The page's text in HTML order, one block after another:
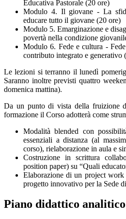
Educativa Pastorale (20 ore)
Modulo 4. Il giovane - La
educare tutto il giovane (20 ore)
Modulo 5. Emarginazione e
povertà nella condizione
Modulo 6. Fede e cultura -
contributo integrato e generativo
Le lezioni si terranno il lunedì
Saranno inoltre previsti quattro
domenica mattina).
Da un punto di vista della fruizione
formazione il Corso adotterà come
Modalità blended con
essenziali a distanza (al
corso), rielaborazione in aula e
Costruzione in scrittura
position paper) su “Quali
Elaborazione di un project work
progetto innovativo per la Sede
Piano didattico analitico